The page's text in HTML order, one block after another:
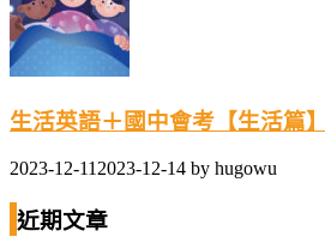
生活英語＋國中會考【生活篇
2023-12-11 2023-12-14 by hugowu
近期文章